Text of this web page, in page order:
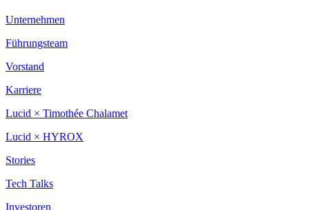
Unternehmen
Führungsteam
Vorstand
Karriere
Lucid × Timothée Chalamet
Lucid × HYROX
Stories
Tech Talks
Investoren